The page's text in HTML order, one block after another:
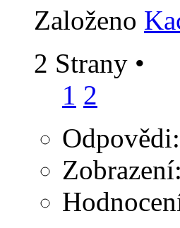
Založeno
2 Strany •
1 2
Odpovědi: